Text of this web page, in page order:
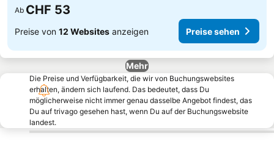
Ab CHF 53
Preise von 12 Websites anzeigen Preise sehen
Mehr
Die Preise und Verfügbarkeit, die wir von Buchungswebsites
erhalten, ändern sich laufend. Das bedeutet, dass Du
möglicherweise nicht immer genau dasselbe Angebot findest, das
Du auf trivago gesehen hast, wenn Du auf der Buchungswebsite
landest.